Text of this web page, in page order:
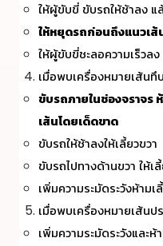
ให้ผู้ขับขี่ ขับรถให้ช้าลง แ
ให้หยุดรถก่อนถึงแนวเ
ให้ผู้ขับขี่ชะลอความเร็วล
เมื่อพบเครื่องหมายเส้น
ขับรถภายในช่องจราจร
เส้นโดยเด็ดขาด
ขับรถให้ช้าลงให้เลี้ยวขวา
ขับรถไปทางด้านขวา ให้เ
เพิ่มความระมัดระวังห้ามเ
เมื่อพบเครื่องหมายเส้น
เพิ่มความระมัดระวังและห้